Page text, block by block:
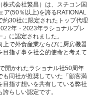
株式会社繁昌）は、スチコン国
ア(50％以上)を誇るRATIONAL
約30社に限定されたトップ代理
年・2023年ラショナルプレ
」に認定されました。
上で外食産業ならびに厨房機器
目指す事を社会的使命と考えて
開かれたラショナル社50周年
も同社が推奨していた「顧客満
目指す想いを共有している弊社
らしい認定です。